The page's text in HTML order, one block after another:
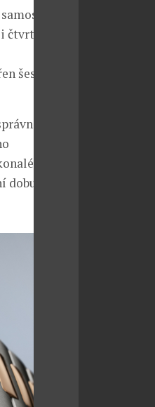
a
šesti
sladění